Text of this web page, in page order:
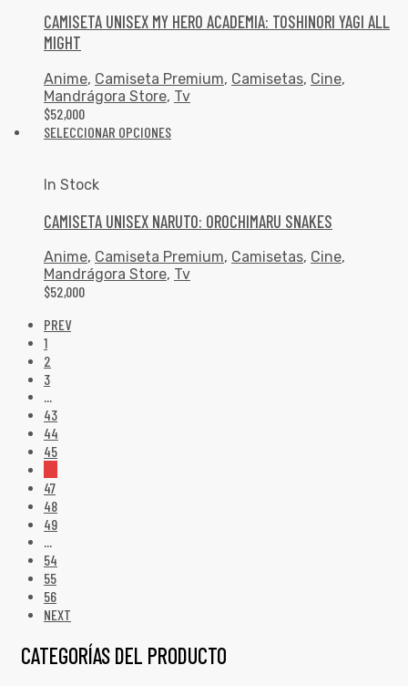
CAMISETA UNISEX MY HERO ACADEMIA: TOSHINORI YAGI ALL
MIGHT
Anime, Camiseta Premium, Camisetas, Cine,
Mandrágora Store, Tv
$52,000
SELECCIONAR OPCIONES
In Stock
CAMISETA UNISEX NARUTO: OROCHIMARU SNAKES
Anime, Camiseta Premium, Camisetas, Cine,
Mandrágora Store, Tv
$52,000
PREV
1
2
3
…
43
44
45
47
48
49
…
54
55
56
NEXT
CATEGORÍAS DEL PRODUCTO